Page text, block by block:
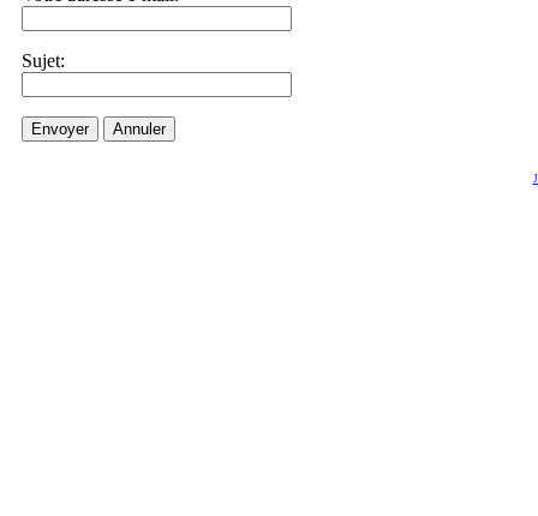
Sujet:
Envoyer Annuler